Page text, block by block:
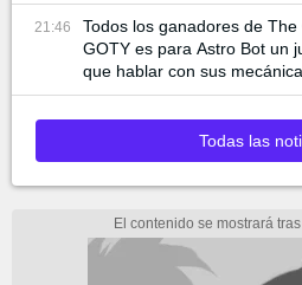
21:46
Todos los ganadores de
GOTY es para Astro Bot un
que hablar con sus
Todas las